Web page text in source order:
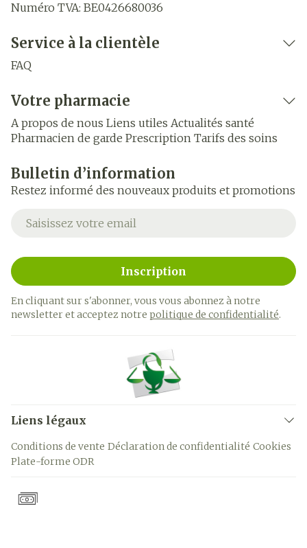
Numéro TVA: BE0426680036
Service à la clientèle
FAQ
Votre pharmacie
A propos de nous Liens utiles Actualités santé
Pharmacien de garde Prescription Tarifs des soins
Bulletin d’information
Restez informé des nouveaux produits et promotions
Adresse mail
Inscription
En cliquant sur s'abonner, vous vous abonnez à notre
newsletter et acceptez notre politique de confidentialité.
Liens légaux
Conditions de vente Déclaration de confidentialité Cookies
Plate-forme ODR